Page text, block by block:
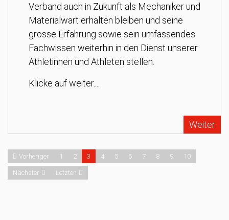
Verband auch in Zukunft als Mechaniker und
Materialwart erhalten bleiben und seine
grosse Erfahrung sowie sein umfassendes
Fachwissen weiterhin in den Dienst unserer
Athletinnen und Athleten stellen.
Klicke auf weiter....
Weiter
Vorheriger 1 2 3 4 5 6 7 8 9 10
Nächster Letzten